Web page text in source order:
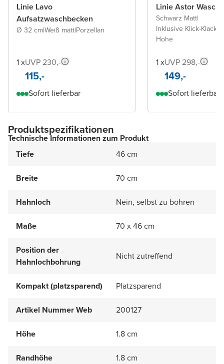
Linie Lavo
Aufsatzwaschbecken
Ø 32 cm|Weiß matt|Porzellan
1 xUVP 230,-
115,-
Sofort lieferbar
Linie Astor
Schwarz Matt|
Inklusive Klick-Klack
Hohe
1 xUVP 298,-
149,-
Sofort lieferbar
Produktspezifikationen
Technische Informationen zum Produkt
Tiefe
46 cm
Breite 70 cm
Hahnloch Nein, selbst zu bohren
Maße 70 x 46 cm
Position der
Hahnlochbohrung
Nicht zutreffend
Kompakt (platzsparend) Platzsparend
Artikel Nummer Web 200127
Höhe 1.8 cm
Randhöhe 1.8 cm